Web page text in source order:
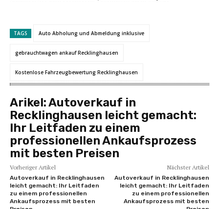
TAGS Auto Abholung und Abmeldung inklusive
gebrauchtwagen ankauf Recklinghausen
Kostenlose Fahrzeugbewertung Recklinghausen
Arikel:Autoverkauf in
Recklinghausen leicht gemacht:
Ihr Leitfaden zu einem
professionellen Ankaufsprozess
mit besten Preisen
Vorheriger Artikel
Autoverkauf in Recklinghausen
leicht gemacht: Ihr Leitfaden
zu einem professionellen
Ankaufsprozess mit besten
Nächster Artikel
Autoverkauf in Recklinghausen
leicht gemacht: Ihr Leitfaden
zu einem professionellen
Ankaufsprozess mit besten